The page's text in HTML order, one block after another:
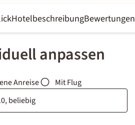
HotelbeschreibungBewertungen
anpassen
Anreise Mit Flug